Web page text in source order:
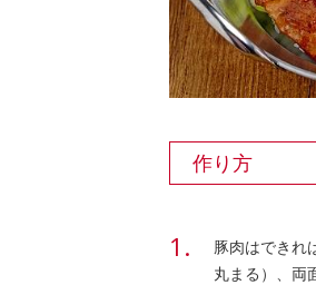
作り方
豚肉はできれ
丸まる）、両